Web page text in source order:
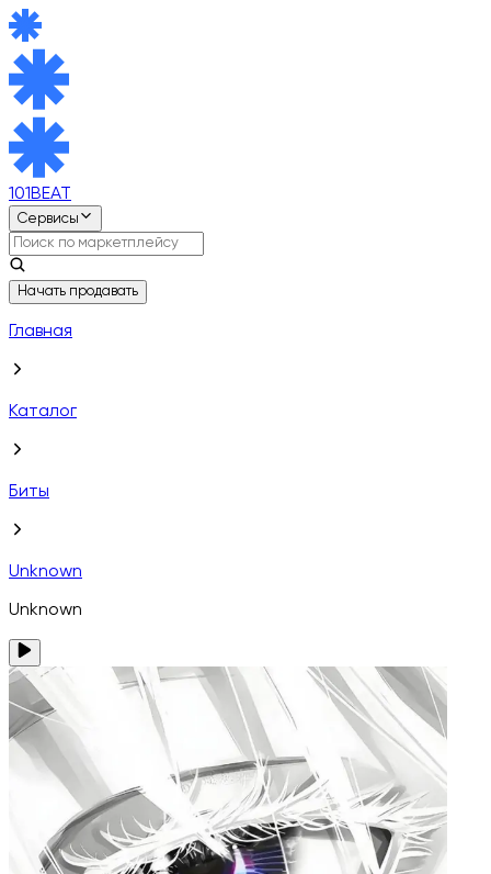
101BEAT
Сервисы
Начать продавать
Главная
Каталог
Биты
Unknown
Unknown